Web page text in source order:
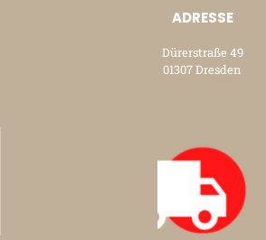
ADRESSE
Dürerstraße 49
01307 Dresden